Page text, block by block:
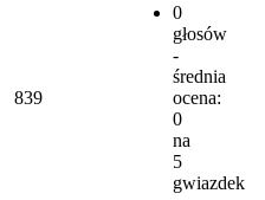
839
0
głosów
-
średnia
ocena:
0
na
5
gwiazdek